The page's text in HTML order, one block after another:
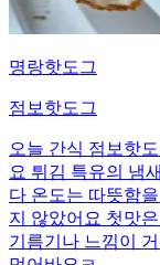
명랑핫도그
점보핫도그
오늘 간식 점보핫
요 튀김 특유의 냄
다 온도는 따뜻함
지 않았어요 첫맛
기름기나 느낌이